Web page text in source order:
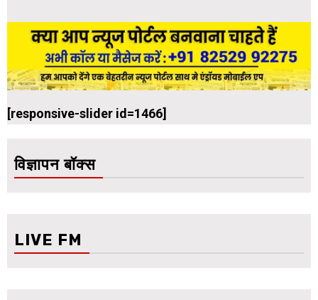
[responsive-slider id=1466]
विज्ञापन बॉक्स
LIVE FM